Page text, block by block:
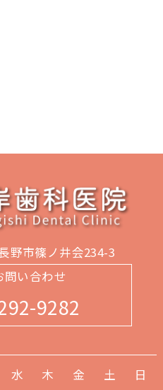
野市篠ノ井会234-3
問い合わせ
9282
水 木 金 土 日